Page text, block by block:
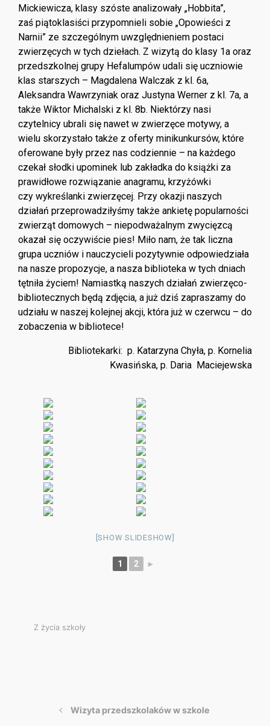
Mickiewicza, klasy szóste analizowały „Hobbita”,
zaś piątoklasiści przypomnieli sobie „Opowieści z
Narnii” ze szczególnym uwzględnieniem postaci
zwierzęcych w tych dziełach. Z wizytą do klasy 1a oraz
przedszkolnej grupy Hefalumpów udali się uczniowie
klas starszych – Magdalena Walczak z kl. 6a,
Aleksandra Wawrzyniak oraz Justyna Werner z kl. 7a, a
także Wiktor Michalski z kl. 8b. Niektórzy nasi
czytelnicy ubrali się nawet w zwierzęce motywy, a
wielu skorzystało także z oferty minikunkursów, które
oferowane były przez nas codziennie – na każdego
czekał słodki upominek lub zakładka do książki za
prawidłowe rozwiązanie anagramu, krzyżówki
czy wykreślanki zwierzęcej. Przy okazji naszych
działań przeprowadziłyśmy także ankietę popularności
zwierząt domowych – niepodważalnym zwycięzcą
okazał się oczywiście pies! Miło nam, że tak liczna
grupa uczniów i nauczycieli pozytywnie odpowiedziała
na nasze propozycje, a nasza biblioteka w tych dniach
tętniła życiem! Namiastką naszych działań zwierzęco-
bibliotecznych będą zdjęcia, a już dziś zapraszamy do
udziału w naszej kolejnej akcji, która już w czerwcu – do
zobaczenia w bibliotece!
Bibliotekarki: p. Katarzyna Chyła, p. Kornelia
Kwasińska, p. Daria Maciejewska
[SHOW SLIDESHOW]
1 2 ►
Z życia szkoły
Wizyta przedszkolaków w szkole